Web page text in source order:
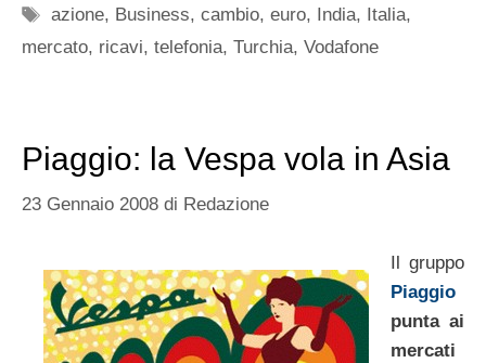
Tag
azione, Business,cambio,euro, India, Italia,
mercato, ricavi, telefonia, Turchia, Vodafone
Piaggio: la Vespa vola in Asia
23 Gennaio 2008 di Redazione
Il gruppo
Piaggio
punta ai
mercati